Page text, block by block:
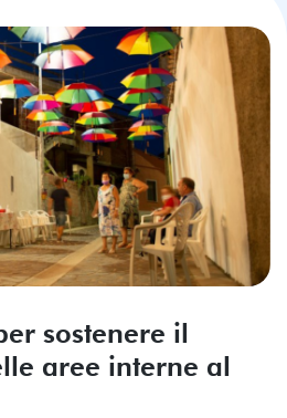
sostenere il
aree interne al